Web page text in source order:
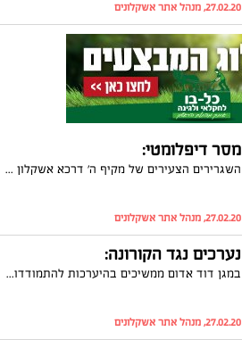
27.02.20, מנהל אתר אשקלונים
מסר דיפלומטי:
השגרירים הצעירים של מקיף ה' דרכא אשקלון במסר תמיכה לתושבי העיר במהלך משלחת דיפלומטית בגיאורגיה
27.02.20, מנהל אתר אשקלונים
נערכים נגד הקורונה:
במגן דוד אדום ממשיכים בהיערכות להתמודדות עם נגיף הקורונה: מתנדבי נוער מד"א מאשקלון מסייעים באריזת ערכות מיגון נגד הידבקות
27.02.20, מנהל אתר אשקלונים